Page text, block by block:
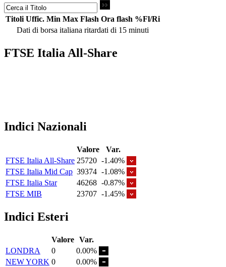
Titoli Uffic. Min Max Flash Ora flash %Fl/Ri
Dati di borsa italiana ritardati di 15 minuti
FTSE Italia All-Share
Indici Nazionali
Valore
Var.
FTSE Italia All-Share 25720 -1.40%
FTSE Italia Mid Cap 39374 -1.08%
FTSE Italia Star
46268 -0.87%
FTSE MIB
23707 -1.45%
Indici Esteri
Valore Var.
LONDRA
0
0.00%
NEW YORK 0
0.00%